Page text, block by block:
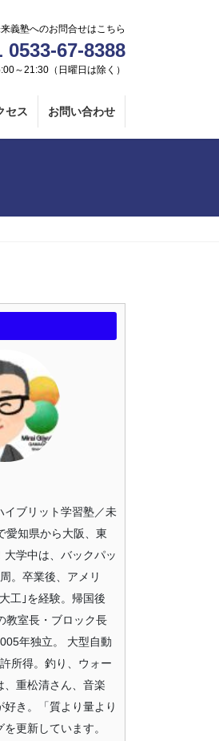
義塾へのお問合せはこちら
0533-67-8388
～21:30（日曜日は除く）
セス お問い合わせ
イブリット学習塾／未
愛知県から大阪、東
学中は、バックパッ
。卒業後、アメリ
工｣を経験。帰国後
教室長・ブロック長
年独立。 大型自動
所得。釣り、ウォー
、重松清さん、音楽
き。「質より量より
更新しています。